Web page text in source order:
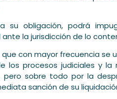
su obligación, podrá
la jurisdicción de lo
con mayor frecuencia se
los procesos judiciales y
sobre todo por la
sanción de su